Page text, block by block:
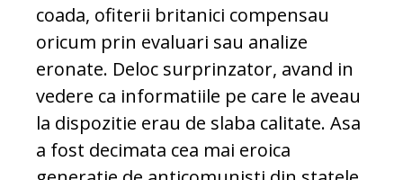
coada, ofiterii britanici compensau
oricum prin evaluari sau analize
eronate. Deloc surprinzator, avand in
vedere ca informatiile pe care le aveau
la dispozitie erau de slaba calitate. Asa
a fost decimata cea mai eroica